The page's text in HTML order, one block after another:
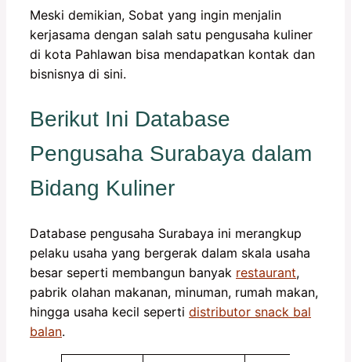
Meski demikian, Sobat yang ingin menjalin
kerjasama dengan salah satu pengusaha kuliner
di kota Pahlawan bisa mendapatkan kontak dan
bisnisnya di sini.
Berikut Ini Database
Pengusaha Surabaya dalam
Bidang Kuliner
Database pengusaha Surabaya ini merangkup
pelaku usaha yang bergerak dalam skala usaha
besar seperti membangun banyak restaurant,
pabrik olahan makanan, minuman, rumah makan,
hingga usaha kecil seperti distributor snack bal
balan.